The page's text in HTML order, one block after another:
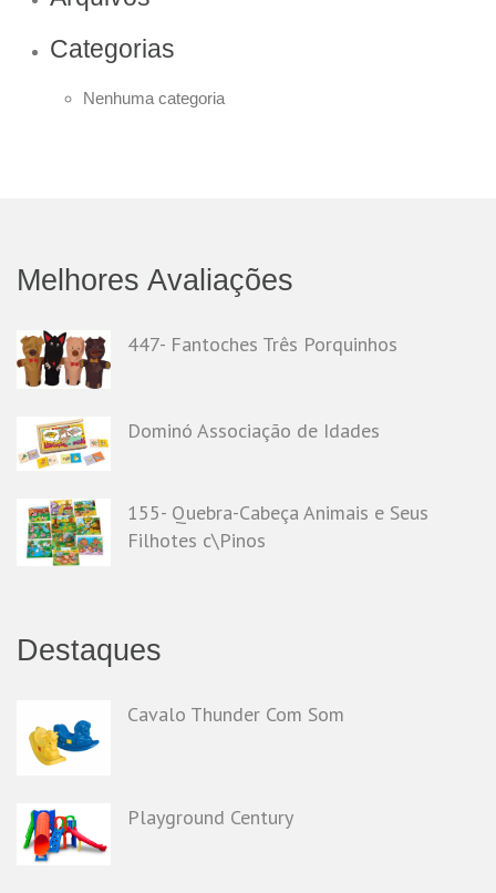
Categorias
Nenhuma categoria
Melhores Avaliações
447- Fantoches Três Porquinhos
Dominó Associação de Idades
155- Quebra-Cabeça Animais e Seus
Filhotes c\Pinos
Destaques
Cavalo Thunder Com Som
Playground Century